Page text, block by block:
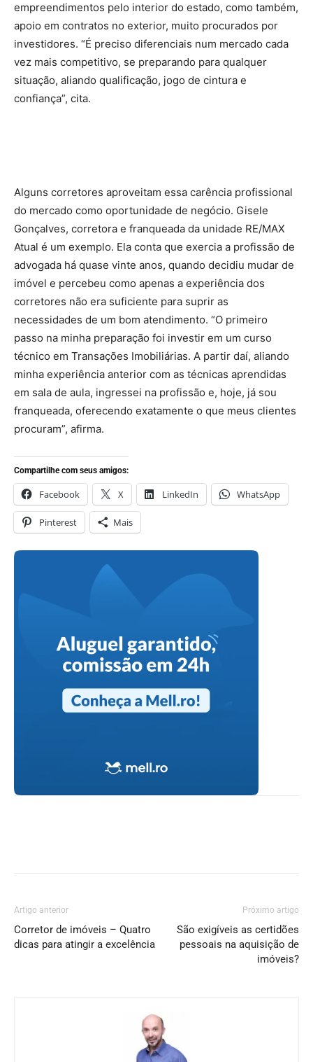
empreendimentos pelo interior do estado, como também,
apoio em contratos no exterior, muito procurados por
investidores. “É preciso diferenciais num mercado cada
vez mais competitivo, se preparando para qualquer
situação, aliando qualificação, jogo de cintura e
confiança”, cita.
Gonçalves, corretora e franqueada da unidade RE/MAX
Atual é um exemplo. Ela conta que exercia a profissão de
advogada há quase vinte anos, quando decidiu mudar de
imóvel e percebeu como apenas a experiência dos
corretores não era suficiente para suprir as
necessidades de um bom atendimento. “O primeiro
passo na minha preparação foi investir em um curso
técnico em Transações Imobiliárias. A partir daí, aliando
minha experiência anterior com as técnicas aprendidas
em sala de aula, ingressei na profissão e, hoje, já sou
franqueada, oferecendo exatamente o que meus clientes
procuram”, afirma.
Compartilhe com seus amigos:
Facebook X
Pinterest Mais
dicas para atingir a excelência
pessoais na aquisição de
imóveis?